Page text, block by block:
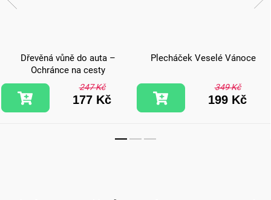
Dřevěná vůně do auta –
Ochránce na cesty
247 Kč
177 Kč
Plecháček Veselé Vánoce
349 Kč
199 Kč